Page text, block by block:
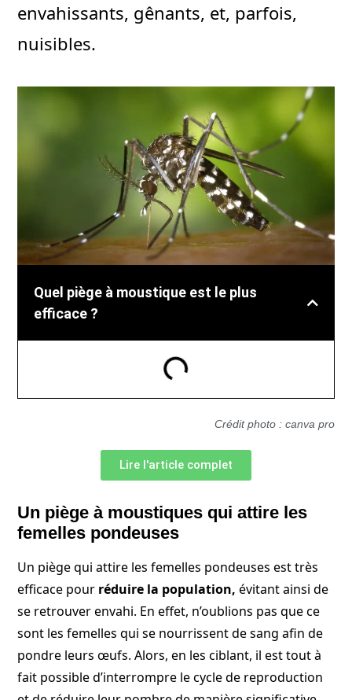
envahissants, gênants, et, parfois,
nuisibles.
Quel piège à moustique est le plus
efficace ?
Crédit photo : canva pro
Lire l'article complet
Un piège à moustiques qui attire les
femelles pondeuses
Un piège qui attire les femelles pondeuses est très
efficace pour réduire la population, évitant ainsi de
se retrouver envahi. En effet, n’oublions pas que ce
sont les femelles qui se nourrissent de sang afin de
pondre leurs œufs. Alors, en les ciblant, il est tout à
fait possible d’interrompre le cycle de reproduction